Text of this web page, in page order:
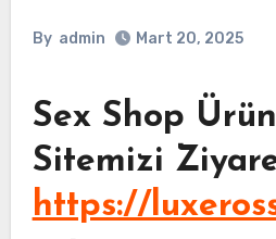
By admin Mart 20, 2025
Sex Shop
Sitemizi
https://